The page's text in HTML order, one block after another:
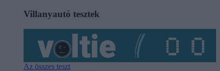
Villanyautó tesztek
Az összes teszt